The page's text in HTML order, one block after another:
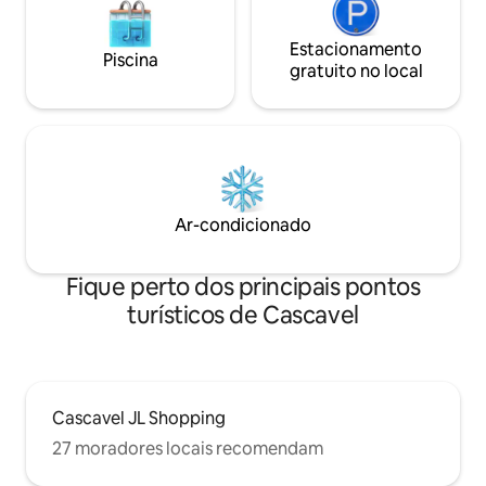
Piscina
Estacionamento
gratuito no local
Ar-condicionado
Fique perto dos principais pontos
turísticos de Cascavel
Cascavel JL Shopping
27 moradores locais recomendam